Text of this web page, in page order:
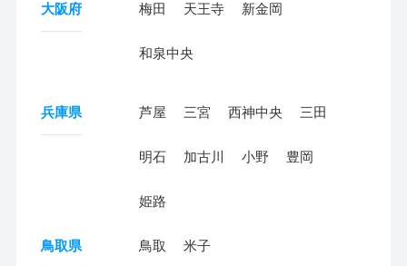
大阪府 梅田 天王寺 新金岡
和泉中央
兵庫県 芦屋 三宮 西神中央 三田
明石 加古川 小野 豊岡
姫路
鳥取県 鳥取 米子